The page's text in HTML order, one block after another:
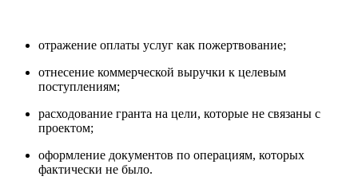
отражение оплаты услуг как пожертвование;
отнесение коммерческой выручки к целевым
поступлениям;
расходование гранта на цели, которые не связаны с
проектом;
оформление документов по операциям, которых
фактически не было.